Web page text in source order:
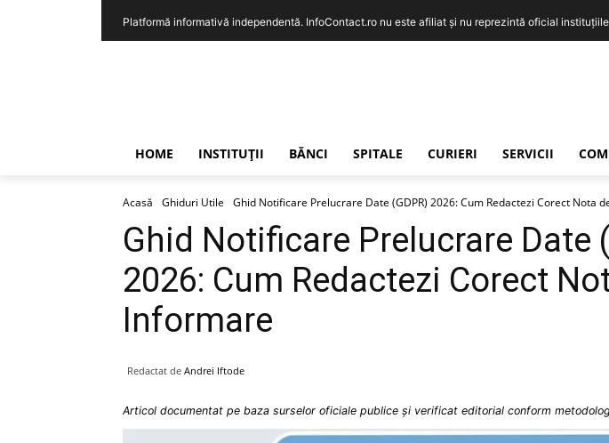
Platformă informativă independentă. InfoContact.ro nu este afiliat și nu reprezintă oficial
HOME INSTITUȚII BĂNCI SPITALE CURIERI SERVICII
Acasă Ghiduri Utile Ghid Notificare Prelucrare Date (GDPR) 2026: Cum Redactezi Corect Nota
Ghid Notificare Prelucrare Date
2026: Cum Redactezi Corect
Informare
Redactat de Andrei Iftode
Articol documentat pe baza surselor oficiale publice și verificat editorial conform